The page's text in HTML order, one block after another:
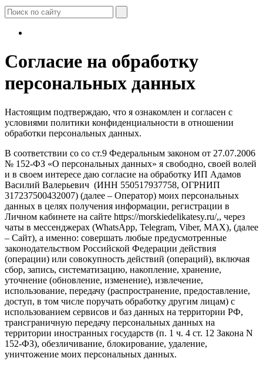
Согласие на обработку
персональных данных
Настоящим подтверждаю, что я ознакомлен и согласен с
условиями политики конфиденциальности в отношении
обработки персональных данных.
В соответствии со со ст.9 Федеральным законом от 27.07.2006
№ 152-ФЗ «О персональных данных» я свободно, своей волей
и в своем интересе даю согласие на обработку ИП Адамов
Василий Валерьевич (ИНН 550517937758, ОГРНИП
317237500432007) (далее – Оператор) моих персональных
данных в целях получения информации, регистрации в
Личном кабинете на сайте https://morskiedelikatesy.ru/,, через
чаты в мессенджерах (WhatsApp, Telegram, Viber, MAX), (далее
– Сайт), а именно: совершать любые предусмотренные
законодательством Российской Федерации действия
(операции) или совокупность действий (операций), включая
сбор, запись, систематизацию, накопление, хранение,
уточнение (обновление, изменение), извлечение,
использование, передачу (распространение, предоставление,
доступ, в том числе поручать обработку другим лицам) с
использованием сервисов и баз данных на территории РФ,
трансграничную передачу персональных данных на
территории иностранных государств (п. 1 ч. 4 ст. 12 Закона N
152-ФЗ), обезличивание, блокирование, удаление,
уничтожение моих персональных данных.